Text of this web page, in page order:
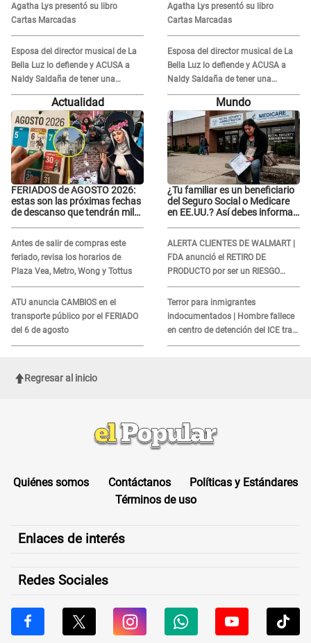
grabar"
Agatha Lys presentó su libro
Cartas Marcadas
Esposa del director musical de La
Bella Luz lo defiende y ACUSA a
Naldy Saldaña de tener una
relación con él y otros integrantes
grabar"
Agatha Lys presentó su libro
Cartas Marcadas
Esposa del director musical de La
Bella Luz lo defiende y ACUSA a
Naldy Saldaña de tener una
relación con él y otros integrantes
Actualidad
FERIADOS de AGOSTO 2026:
estas son las próximas fechas
de descanso que tendrán miles
Antes de salir de compras este
feriado, revisa los horarios de
Plaza Vea, Metro, Wong y Tottus
ATU anuncia CAMBIOS en el
transporte público por el FERIADO
del 6 de agosto
Mundo
¿Tu familiar es un beneficiario
del Seguro Social o Medicare
en EE.UU.? Así debes informar
ALERTA CLIENTES DE WALMART |
FDA anunció el RETIRO DE
PRODUCTO por ser un RIESGO
MORTAL para consumidores: ¿Cuál
es?
Terror para inmigrantes
indocumentados | Hombre fallece
en centro de detención del ICE tras
sufrir una "emergencia médica"
Regresar al inicio
Quiénes somos Contáctanos
Políticas y Estándares
Términos de uso
Enlaces de interés
Redes Sociales